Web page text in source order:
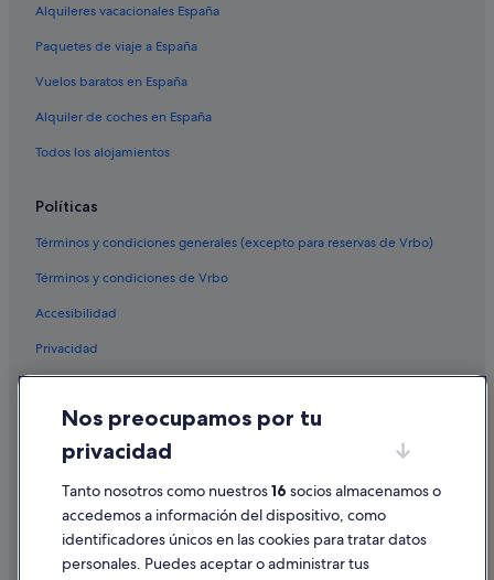
Alquileres vacacionales España
Paquetes de viaje a España
Vuelos baratos en España
Alquiler de coches en España
Todos los alojamientos
Políticas
Términos y condiciones generales (excepto para reservas de Vrbo)
Términos y condiciones de Vrbo
Accesibilidad
Privacidad
Cookies
Condiciones de uso
Información legal/contacto
Pautas sobre el contenido y cómo denunciar contenido
Ayuda
Nos preocupamos por tu
privacidad
Tanto nosotros como nuestros16 socios almacenamos o
accedemos a información del dispositivo, como
identificadores únicos en las cookies para tratar datos
personales. Puedes aceptar o administrar tus